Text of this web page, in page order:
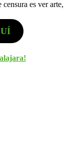
es ver arte,